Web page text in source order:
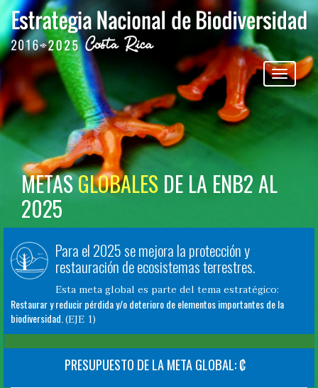
Pasar al contenido principal
Toggle
navigation
METASGLOBALES DE LA ENB2 AL
2025
Para el 2025 se mejora la protección y
restauración de ecosistemas terrestres.
Esta meta global es parte del tema estratégico:
Restaurar y reducir pérdida y/o deterioro de elementos importantes de la
biodiversidad. (EJE 1)
PRESUPUESTO DE LA META GLOBAL: ₡